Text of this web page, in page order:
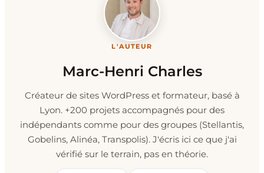
L'AUTEUR
Marc-Henri Charles
Créateur de sites WordPress et formateur, basé à
Lyon. +200 projets accompagnés pour des
indépendants comme pour des groupes (Stellantis,
Gobelins, Alinéa, Transpolis). J'écris ici ce que j'ai
vérifié sur le terrain, pas en théorie.